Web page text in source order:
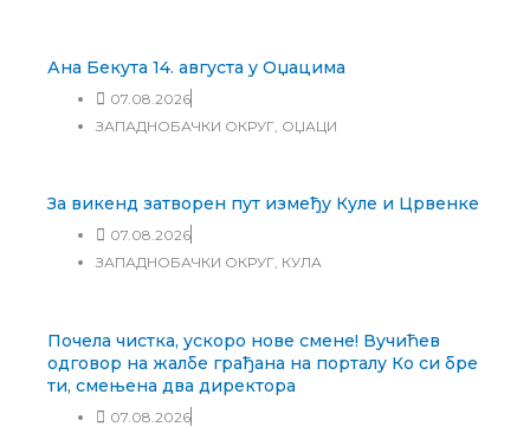
Ана Бекута 14. августа у Оџацима
07.08.2026
ЗАПАДНОБАЧКИ ОКРУГ ОЏАЦИ
За викенд затворен пут између Куле и Црвенке
07.08.2026
ЗАПАДНОБАЧКИ ОКРУГ, КУЛА
Почела чистка, ускоро нове смене! Вучићев
одговор на жалбе грађана на порталу Ко си бре
ти, смењена два директора
07.08.2026